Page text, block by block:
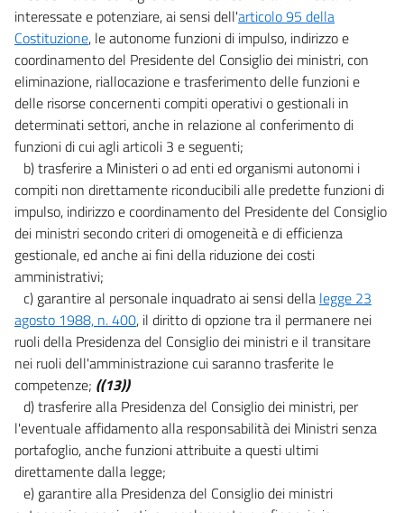
Allegati
Allegato 1
Allegato 1
interessate e potenziare, ai sensi dell'articolo 95 della
Costituzione, le autonome funzioni di impulso, indirizzo e
coordinamento del Presidente del Consiglio dei ministri, con
eliminazione, riallocazione e trasferimento delle funzioni e
delle risorse concernenti compiti operativi o gestionali in
determinati settori, anche in relazione al conferimento di
funzioni di cui agli articoli 3 e seguenti;
b) trasferire a Ministeri o ad enti ed organismi autonomi i
compiti non direttamente riconducibili alle predette funzioni di
impulso, indirizzo e coordinamento del Presidente del Consiglio
dei ministri secondo criteri di omogeneità e di efficienza
gestionale, ed anche ai fini della riduzione dei costi
amministrativi;
c) garantire al personale inquadrato ai sensi della legge 23
agosto 1988, n. 400, il diritto di opzione tra il permanere nei
ruoli della Presidenza del Consiglio dei ministri e il transitare
nei ruoli dell'amministrazione cui saranno trasferite le
competenze; ((13))
d) trasferire alla Presidenza del Consiglio dei ministri, per
l'eventuale affidamento alla responsabilità dei Ministri senza
portafoglio, anche funzioni attribuite a questi ultimi
direttamente dalla legge;
e) garantire alla Presidenza del Consiglio dei ministri